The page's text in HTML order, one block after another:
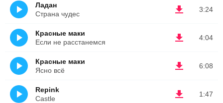
3:24
Ладан
Страна чудес
4:04
Красные маки
Если не расстанемся
6:08
Красные маки
Ясно всё
1:47
Repink
Castle